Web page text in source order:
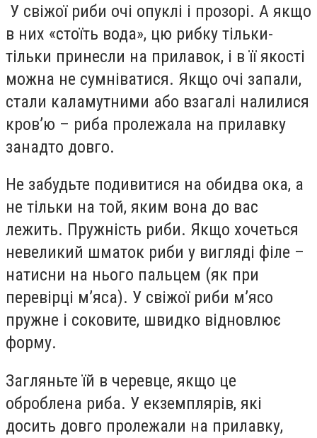
У свіжої риби очі опуклі і прозорі. А якщо
в них «стоїть вода», цю рибку тільки-
тільки принесли на прилавок, і в її якості
можна не сумніватися. Якщо очі запали,
стали каламутними або взагалі налилися
кров’ю – риба пролежала на прилавку
занадто довго.
Не забудьте подивитися на обидва ока, а
не тільки на той, яким вона до вас
лежить. Пружність риби. Якщо хочеться
невеликий шматок риби у вигляді філе –
натисни на нього пальцем (як при
перевірці м’яса). У свіжої риби м’ясо
пружне і соковите, швидко відновлює
форму.
Загляньте їй в черевце, якщо це
оброблена риба. У екземплярів, які
досить довго пролежали на прилавку,